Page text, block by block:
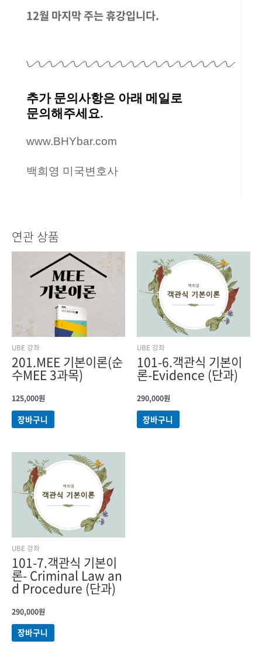
12월 마지막 주는 휴강입니다.
추가 문의사항은 아래 메일로
문의해주세요.
www.BHYbar.com
백희영 미국변호사
연관 상품
UBE 강좌
201.MEE 기본이론(순
수MEE 3과목)
125,000원
장바구니
UBE 강좌
101-6.객관식 기본이
론-Evidence (단과)
290,000원
장바구니
UBE 강좌
101-7.객관식 기본이
론- Criminal Law an
d Procedure (단과)
290,000원
장바구니